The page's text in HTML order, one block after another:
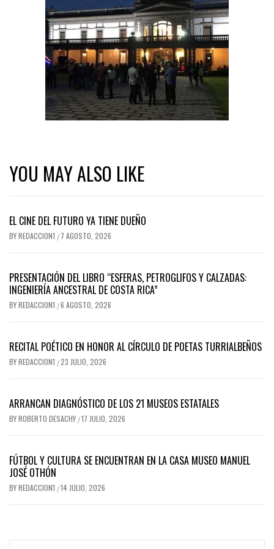
YOU MAY ALSO LIKE
EL CINE DEL FUTURO YA TIENE DUEÑO
BYREDACCION1 / 7 AGOSTO, 2026
PRESENTACIÓN DEL LIBRO “ESFERAS, PETROGLIFOS Y CALZADAS:
INGENIERÍA ANCESTRAL DE COSTA RICA”
BYREDACCION1 /6 AGOSTO, 2026
RECITAL POÉTICO EN HONOR AL CÍRCULO DE POETAS TURRIALBEÑOS
BYREDACCION1 /23 JULIO, 2026
ARRANCAN DIAGNÓSTICO DE LOS 21 MUSEOS ESTATALES
BYROBERTO DESACHY /17 JULIO, 2026
FÚTBOL Y CULTURA SE ENCUENTRAN EN LA CASA MUSEO MANUEL
JOSÉ OTHÓN
BYREDACCION1 /14 JULIO, 2026